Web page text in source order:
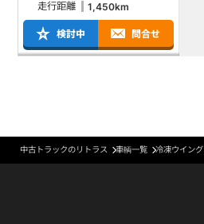
走行距離
1,450km
検討中 問合せ
中古トラックのリトラス 車輌一覧 冷凍ウイング